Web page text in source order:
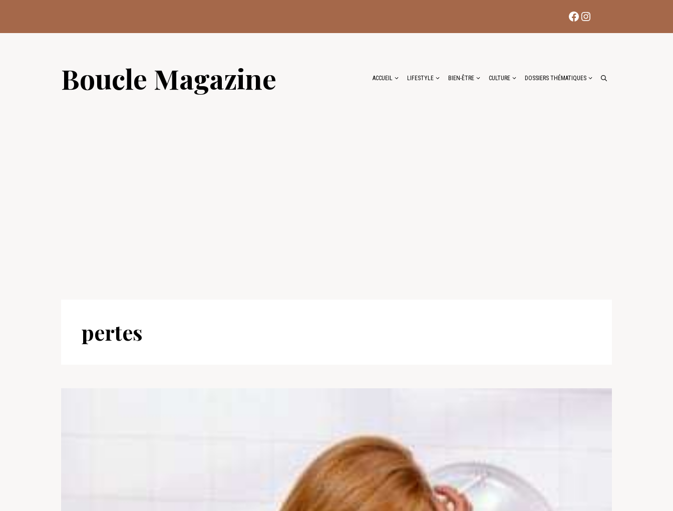
contenu
Facebook
Instagram
Boucle Magazine ACCUEIL LIFESTYLE BIEN-ÊTRE CULTURE DOSSIERS THÉMATIQUES
pertes